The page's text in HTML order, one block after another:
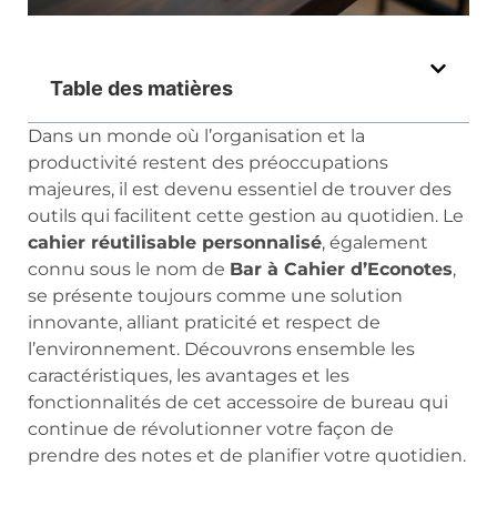
Table des matières
Dans un monde où l’organisation et la
productivité restent des préoccupations
majeures, il est devenu essentiel de trouver des
outils qui facilitent cette gestion au quotidien. Le
cahier réutilisable personnalisé, également
connu sous le nom de Bar à Cahier d’Econotes,
se présente toujours comme une solution
innovante, alliant praticité et respect de
l’environnement. Découvrons ensemble les
caractéristiques, les avantages et les
fonctionnalités de cet accessoire de bureau qui
continue de révolutionner votre façon de
prendre des notes et de planifier votre quotidien.